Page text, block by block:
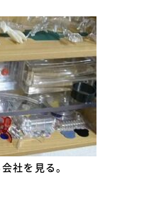
社を見る。